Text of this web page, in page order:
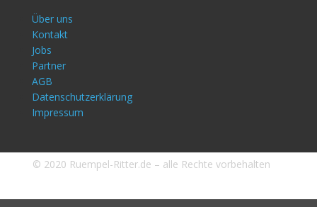
Über uns
Kontakt
Jobs
Partner
AGB
Datenschutzerklärung
Impressum
© 2020 Ruempel-Ritter.de – alle Rechte vorbehalten